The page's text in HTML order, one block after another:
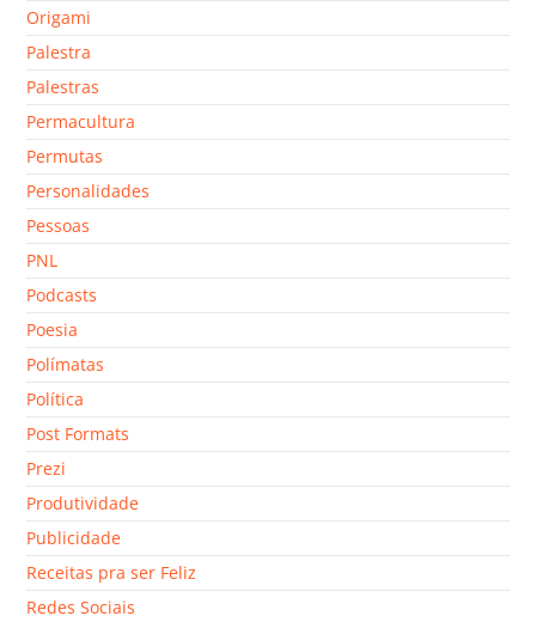
Origami
Palestra
Palestras
Permacultura
Permutas
Personalidades
Pessoas
PNL
Podcasts
Poesia
Polímatas
Política
Post Formats
Prezi
Produtividade
Publicidade
Receitas pra ser Feliz
Redes Sociais